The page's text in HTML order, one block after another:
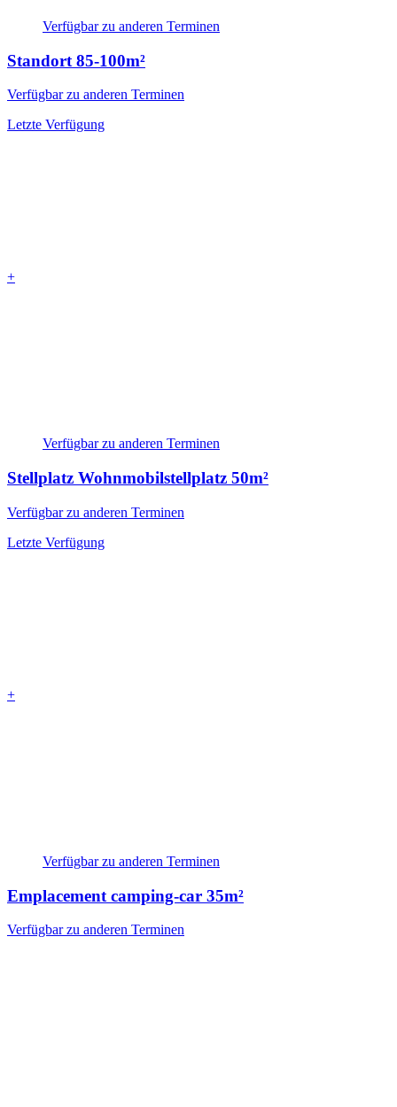
Verfügbar zu anderen Terminen
Standort 85-100m²
Verfügbar zu anderen Terminen
Letzte Verfügung
+
Verfügbar zu anderen Terminen
Stellplatz Wohnmobilstellplatz 50m²
Verfügbar zu anderen Terminen
Letzte Verfügung
+
Verfügbar zu anderen Terminen
Emplacement camping-car 35m²
Verfügbar zu anderen Terminen